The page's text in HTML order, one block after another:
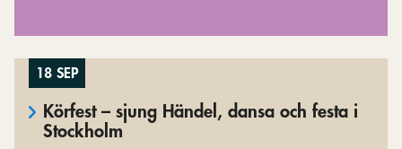
18 SEP
Körfest – sjung Händel, dansa och festa i
Stockholm